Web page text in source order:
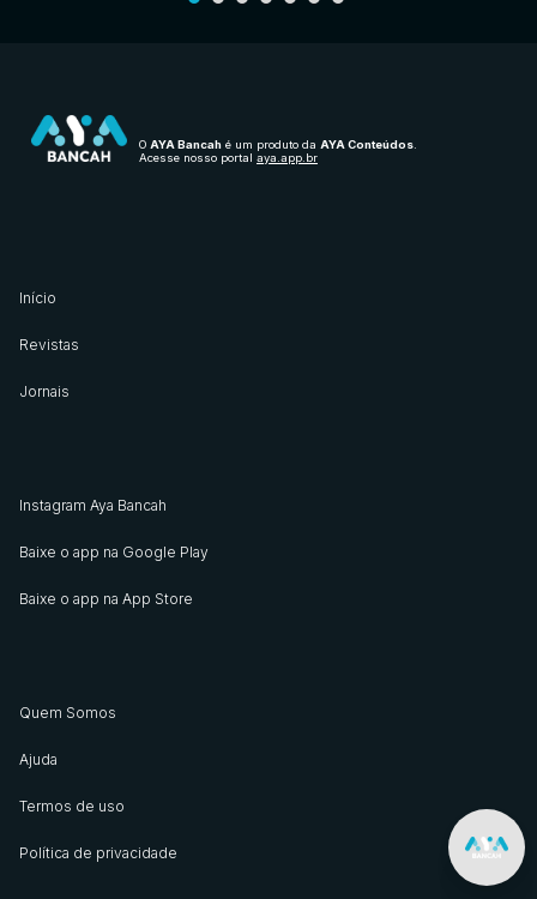
O AYA Bancah é um produto da AYA Conteúdos
Acesse nosso portal aya.app.br
Início
Revistas
Jornais
Instagram Aya Bancah
Baixe o app na Google Play
Baixe o app na App Store
Quem Somos
Ajuda
Termos de uso
Política de privacidade